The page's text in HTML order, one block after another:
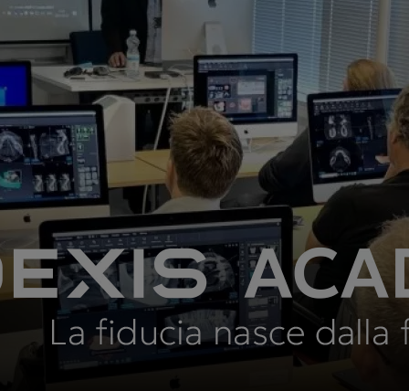
Polska
Россия (Главная)
Middle East (Homepage
2025)
South Africa (Homepage
2025)
Asia